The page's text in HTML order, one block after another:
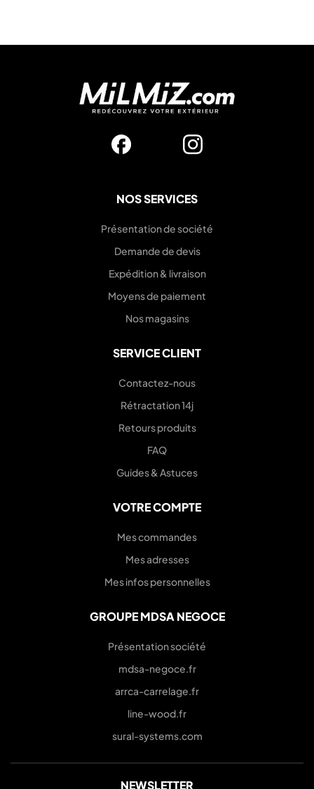
NOS SERVICES
Présentation de société
Demande de devis
Expédition & livraison
Moyens de paiement
Nos magasins
SERVICE CLIENT
Contactez-nous
Rétractation 14j
Retours produits
FAQ
Guides & Astuces
VOTRE COMPTE
Mes commandes
Mes adresses
Mes infos personnelles
GROUPE MDSA NEGOCE
Présentation société
mdsa-negoce.fr
arrca-carrelage.fr
line-wood.fr
sural-systems.com
NEWSLETTER